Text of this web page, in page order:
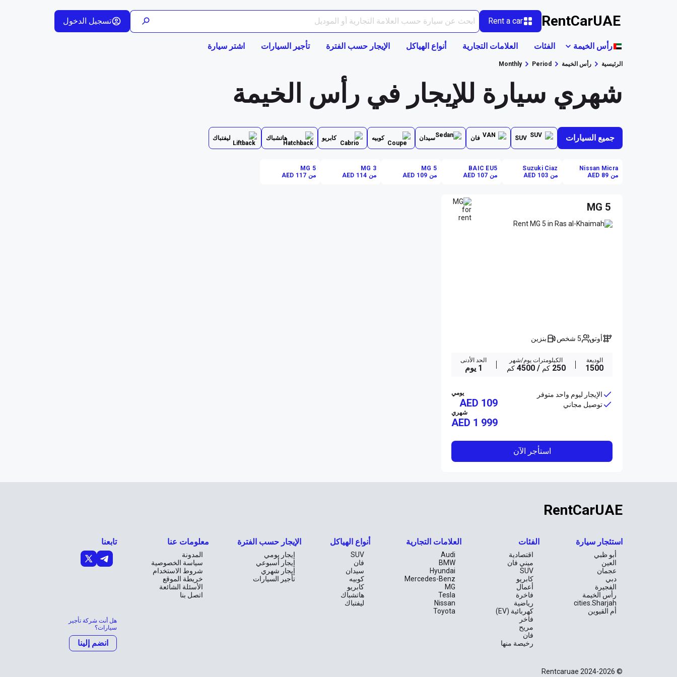
RentCarUAE
Rent a car تسجيل الدخول
رأس الخيمة الفئات العلامات التجارية أنواع الهياكل الإيجار حسب الفترة تأجير السيارات اشتر سيارة
الرئيسية رأس الخيمة Period
Monthly
شهري سيارة للإيجار في رأس الخيمة
جميع السيارات SUV فان سيدان كوبيه كابريو هاتشباك ليفتباك
Nissan Micra
من AED 89
Suzuki Ciaz
من AED 103
BAIC EU5
من AED 107
MG 5
من AED 109
MG 3
من AED 114
MG 5
من AED 117
MG 5
أوتو 5 شخص بنزين
الوديعة
1500
الكيلومترات يوم/شهر
250 كم / 4500 كم
الحد الأدنى
1 يوم
الإيجار ليوم واحد متوفر
توصيل مجاني
يومي
AED 109
شهري
AED 1 999
استأجر الآن
RentCarUAE
استئجار سيارة
أبو ظبي
العين
عجمان
دبي
الفجيرة
رأس الخيمة
cities.Sharjah
أم القيوين
الفئات
اقتصادية
ميني فان
SUV
كابريو
أعمال
فاخرة
رياضية
كهربائية (EV)
فاخر
مريح
فان
رخيصة منها
العلامات التجارية
Audi
BMW
Hyundai
Mercedes-Benz
MG
Tesla
Nissan
Toyota
أنواع الهياكل
SUV
فان
سيدان
كوبيه
كابريو
هاتشباك
ليفتباك
الإيجار حسب الفترة
إيجار يومي
إيجار أسبوعي
إيجار شهري
تأجير السيارات
معلومات عنا
المدونة
سياسة الخصوصية
شروط الاستخدام
خريطة الموقع
الأسئلة الشائعة
اتصل بنا
تابعنا
هل أنت شركة تأجير
سيارات؟
انضم إلينا
© Rentcaruae 2024-2026